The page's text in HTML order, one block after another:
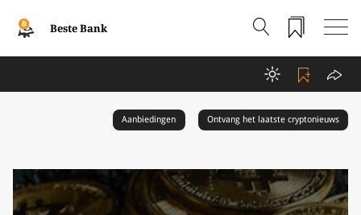
Beste Bank
Aanbiedingen Ontvang het laatste cryptonieuws